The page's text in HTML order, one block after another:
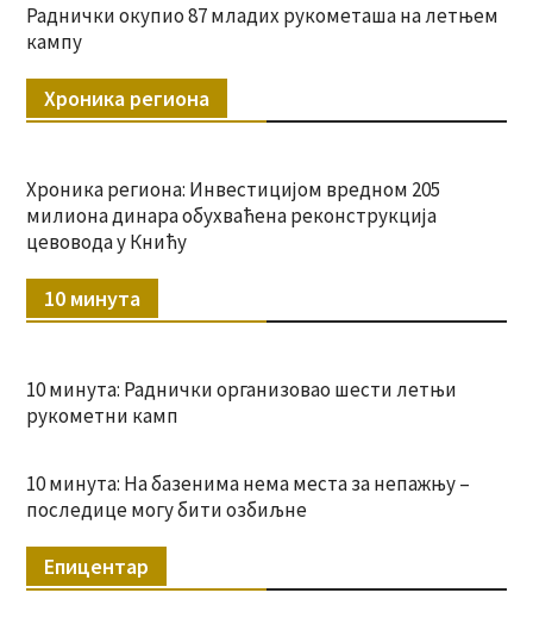
Раднички окупио 87 младих рукометаша на летњем
кампу
Хроника региона
Хроника региона: Инвестицијом вредном 205
милиона динара обухваћена реконструкција
цевовода у Книћу
10 минута
10 минута: Раднички организовао шести летњи
рукометни камп
10 минута: На базенима нема места за непажњу –
последице могу бити озбиљне
Епицентар